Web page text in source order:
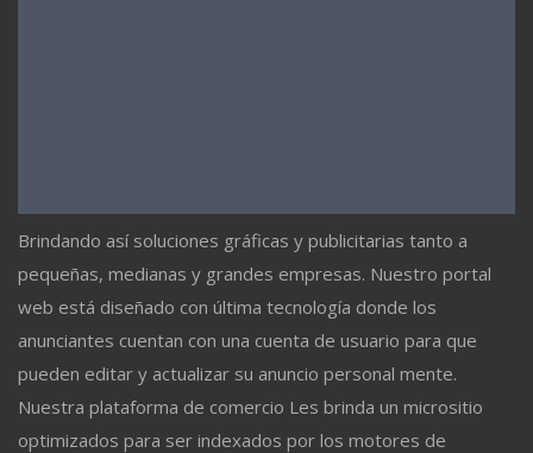
Brindando así soluciones gráficas y publicitarias tanto a
pequeñas, medianas y grandes empresas. Nuestro portal
web está diseñado con última tecnología donde los
anunciantes cuentan con una cuenta de usuario para que
pueden editar y actualizar su anuncio personal mente.
Nuestra plataforma de comercio Les brinda un micrositio
optimizados para ser indexados por los motores de